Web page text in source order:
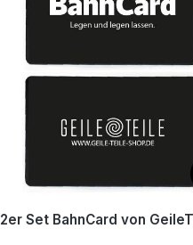
2er Set BahnCard von